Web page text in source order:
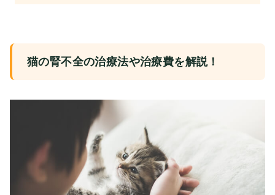
猫の腎不全の治療法や治療費を解説！